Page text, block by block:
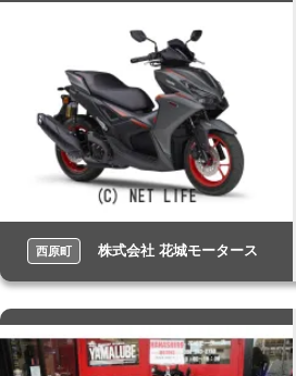
西原町 株式会社 花城モータース